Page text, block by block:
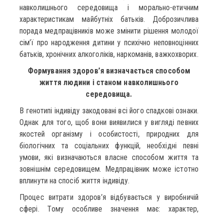
навколишнього середовища і морально-етичним
характеристикам майбутніх батьків. Доброзичлива
порада медпрацівників може змінити рішення молодої
сім’ї про народження дитини у психічно неповноцінних
батьків, хронічних алкоголіків, наркоманів, важкохворих.
Формування здоров’я визначається способом
життя людини і станом навколишнього
середовища.
В генотипі індивіду закодовані всі його спадкові ознаки.
Однак для того, щоб вони виявилися у вигляді певних
якостей організму і особистості, природних для
біологічних та соціальних функцій, необхідні певні
умови, які визначаються власне способом життя та
зовнішнім середовищем. Медпрацівник може істотно
вплинути на спосіб життя індивіду.
Процес витрати здоров’я відбувається у виробничій
сфері. Тому особливе значення має: характер,